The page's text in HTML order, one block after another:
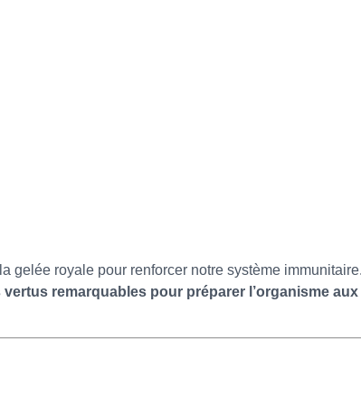
gelée royale pour renforcer notre système
remarquables pour préparer l’organisme